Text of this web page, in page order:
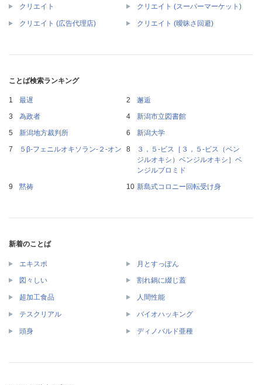
クリエイト クリエイト (スーパーマーケット)
クリエイト (広告代理店) クリエイト (曖昧さ回避)
ことば検索ランキング
最遅
邂逅
為政者
新潟市立図書館
新潟地方裁判所
新潟大学
５β‐フェニルオキソラン‐２‐オン
３，５‐ビス［３，５‐ビス（ベン
ジルオキシ）ベンジルオキシ］ベ
ンジルブロミド
黙祷
新島式コロニー回転受け身
新着のことば
エキスポ 月とすっぽん
図々しい 割れ鍋に綴じ蓋
超加工食品 人間性能
テスクリアル バイオハッキング
頭身 ディノバルド亜種